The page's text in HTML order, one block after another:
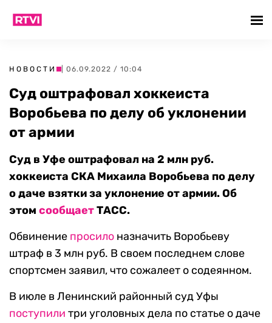
НОВОСТИ | 06.09.2022 / 10:04
Суд оштрафовал хоккеиста
Воробьева по делу об уклонении
от армии
Суд в Уфе оштрафовал на 2 млн руб.
хоккеиста СКА Михаила Воробьева по делу
о даче взятки за уклонение от армии. Об
этом сообщаетТАСС.
Обвинение просило назначить Воробьеву
штраф в 3 млн руб. В своем последнем слове
спортсмен заявил, что сожалеет о содеянном.
В июле в Ленинский районный суд Уфы
поступили три уголовных дела по статье о даче